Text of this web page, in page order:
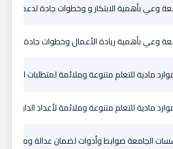
وعي بأهمية الابتكار و وخطوات جادة لدعمه
وعي بأهمية ريادة الأعمال وخطوات جادة لدعمه
مادية للتعلم متنوعة وملائمة لمتطلبات البرامج
مادية للتعلم متنوعة وملائمة لأعداد الدارسين
الجامعة ضوابط وأدوات لضمان عدالة